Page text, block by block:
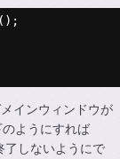
インウィンドウが
ようにすれば
了しないようにで